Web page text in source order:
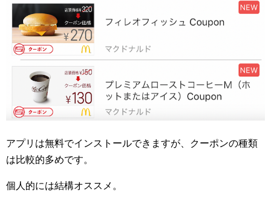
アプリは無料でインストールできますが、クーポンの種類
は比較的多めです。
個人的には結構オススメ。